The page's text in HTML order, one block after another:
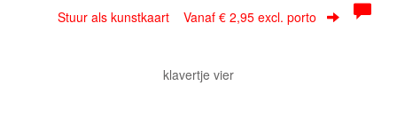
Stuur als kunstkaart Vanaf € 2,95 excl. porto
klavertje vier